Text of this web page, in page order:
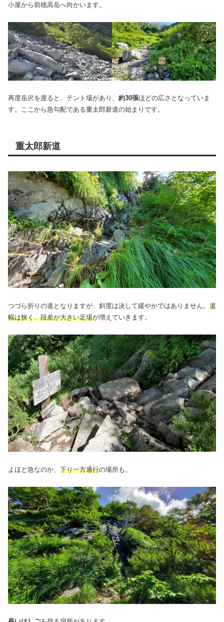
小屋から前穂高岳へ向かいます。
再度岳沢を渡ると、テント場があり、 約30張ほどの広さとなっていま
す。ここから急勾配である重太郎新道の始まりです。
重太郎新道
つづら折りの道となりますが、斜度は決して緩やかではありません。 道
幅は狭く、段差が大きい足場が増えていきます。
よほど急なのか、 下り一方通行の場所も。